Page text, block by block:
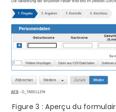
Figure 3 : Aperçu du